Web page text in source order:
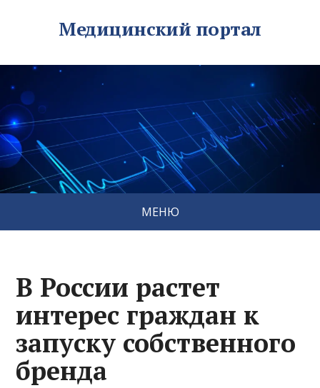
Медицинский портал
МЕНЮ
В России растет
интерес граждан к
запуску собственного
бренда